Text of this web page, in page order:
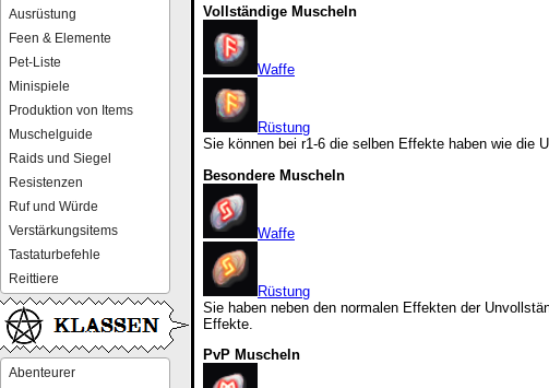
Ausrüstung
Feen & Elemente
Pet-Liste
Minispiele
Produktion von Items
Muschelguide
Raids und Siegel
Resistenzen
Ruf und Würde
Verstärkungsitems
Tastaturbefehle
Reittiere
Abenteurer
Vollständige Muscheln
Waffe
Rüstung
Sie können bei r1-6 die selben Effekte haben wie die
Besondere Muscheln
Waffe
Rüstung
Sie haben neben den normalen Effekten der
Effekte.
PvP Muscheln